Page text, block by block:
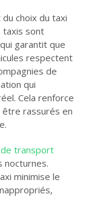
choix du taxi
taxis sont
garantit que
respectent
de
qui
Cela renforce
rassurés en
transport
nocturnes.
minimise le